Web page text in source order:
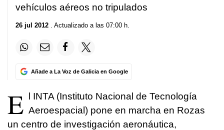
vehículos aéreos no tripulados
26 jul 2012 . Actualizado a las 07:00 h.
Añade a La Voz de Galicia en Google
E l INTA (Instituto Nacional de Tecnología
Aeroespacial) pone en marcha en Rozas
un centro de investigación aeronáutica,